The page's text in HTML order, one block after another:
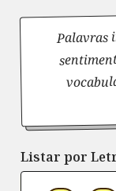
Palavras
Listar por